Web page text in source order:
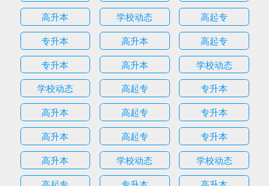
高升本
学校动态
高起专
专升本
高升本
高起专
专升本
高升本
学校动态
学校动态
高起专
专升本
高升本
高起专
专升本
高升本
高起专
专升本
高升本
学校动态
学校动态